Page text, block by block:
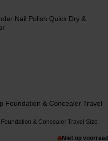
Nail Polish Quick Dry &
Foundation & Concealer Travel
& Concealer Travel Size
Niet op voorraad